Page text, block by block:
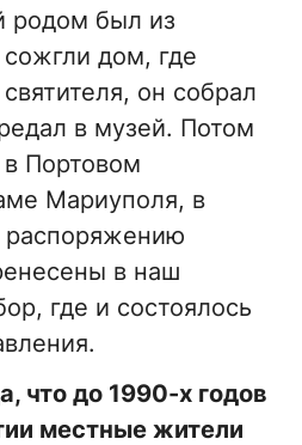
родом был из
дом, где
он собрал
в музей. Потом
Портовом
Мариуполя, в
в наш
где и состоялось
что до 1990-х годов
местные жители